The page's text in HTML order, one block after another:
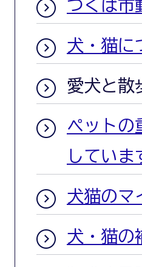
つくば市
犬・猫に
愛犬と散
ペットの
していま
犬猫のマ
犬・猫の